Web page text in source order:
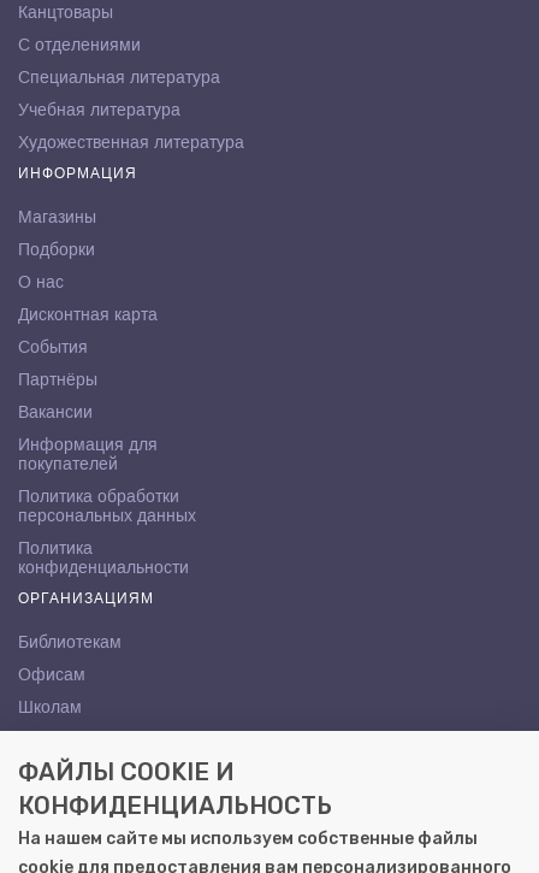
Канцтовары
С отделениями
Специальная литература
Учебная литература
Художественная литература
ИНФОРМАЦИЯ
Магазины
Подборки
О нас
Дисконтная карта
События
Партнёры
Вакансии
Информация для
покупателей
Политика обработки
персональных данных
Политика
конфиденциальности
ОРГАНИЗАЦИЯМ
Библиотекам
Офисам
Школам
КОНТАКТЫ
Саратов, ул. Осипова, 10А
+7 (8452) 72-65-65
ФАЙЛЫ COOKIE И
КОНФИДЕНЦИАЛЬНОСТЬ
На нашем сайте мы используем собственные файлы
cookie для предоставления вам персонализированного